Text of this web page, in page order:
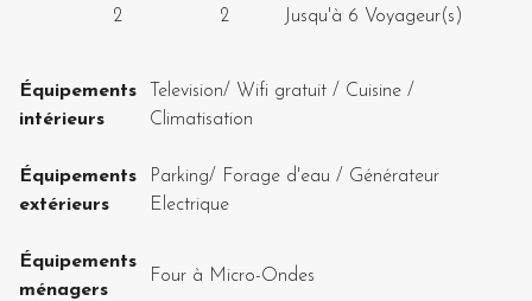
2 2 Jusqu'à 6 Voyageur(s)
Équipements
intérieurs
Television/ Wifi gratuit / Cuisine /
Climatisation
Équipements
extérieurs
Parking/ Forage d'eau / Générateur
Electrique
Équipements
ménagers
Four à Micro-Ondes